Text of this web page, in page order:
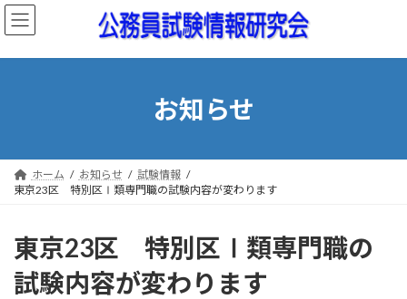
コ
ン
ン
ナ
ビ
ー
お知らせ
ホーム お知らせ
試験情報
東京23区 特別区Ⅰ類専門職の試験内容が変わります
東京23区 特別区Ⅰ類専門職の
試験内容が変わります